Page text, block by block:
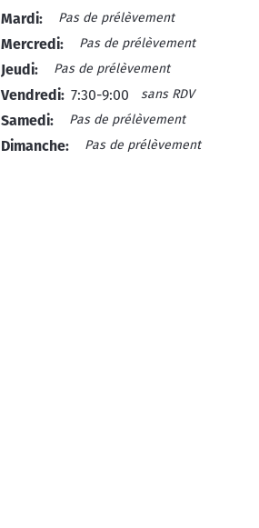
Mardi: Pas de prélèvement
Mercredi: Pas de prélèvement
Jeudi: Pas de prélèvement
Vendredi: 7:30-9:00 sans RDV
Samedi: Pas de prélèvement
Dimanche: Pas de prélèvement